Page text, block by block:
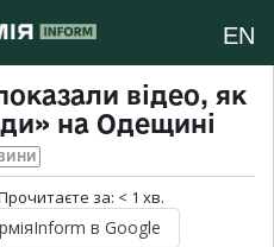
EN
відео, як
на Одещині
за: < 1 хв.
в Google